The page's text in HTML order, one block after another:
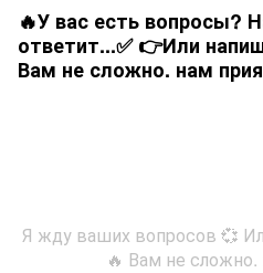
🔥У вас есть вопросы?
ответит...✅ 👉Или
Вам не сложно. нам
Я жду ваших вопросов 💞
🔥 Вам не